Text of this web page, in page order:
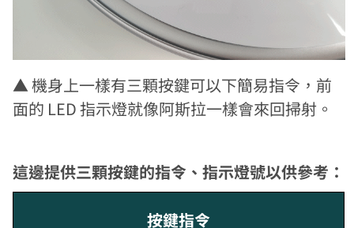
▲ 機身上一樣有三顆按鍵可以下簡易指令，前
面的 LED 指示燈就像阿斯拉一樣會來回掃射。
這邊提供三顆按鍵的指令、指示燈號以供參考：
按鍵指令